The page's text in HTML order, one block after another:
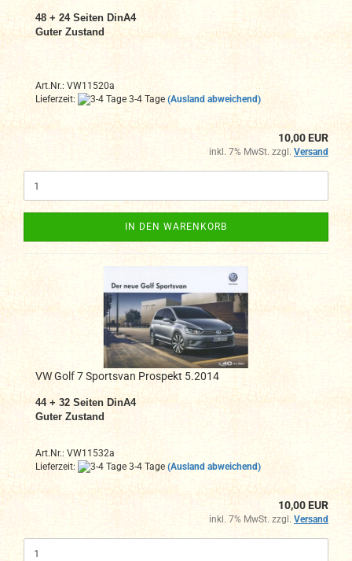
48 + 24 Seiten DinA4
Guter Zustand
Art.Nr.: VW11520a
Lieferzeit:
3-4 Tage (Ausland abweichend)
10,00 EUR
inkl. 7% MwSt. zzgl. Versand
IN DEN WARENKORB
VW Golf 7 Sportsvan Prospekt 5.2014
44 + 32 Seiten DinA4
Guter Zustand
Art.Nr.: VW11532a
Lieferzeit:
3-4 Tage (Ausland abweichend)
10,00 EUR
inkl. 7% MwSt. zzgl. Versand